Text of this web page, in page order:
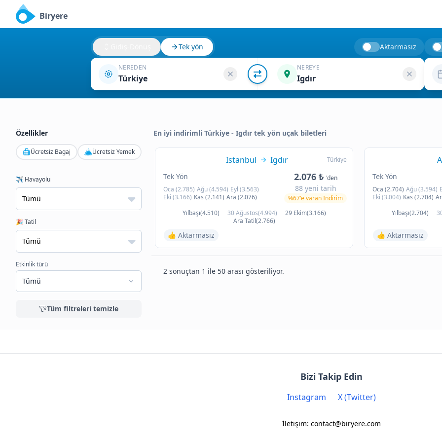
Biryere
Tek yön Aktarmasız
NEREDEN
Türkiye
NEREYE
Igdır
Özellikler
Ücretsiz Bagaj Ücretsiz Yemek
✈️ Havayolu
🎉 Tatil
Etkinlik türü
Tümü
Tüm filtreleri temizle
En iyi indirimli Türkiye - Igdır tek yön uçak biletleri
Türkiye
Istanbul Igdır
Tek Yön
Oca (2.785) Ağu (4.594) Eyl (3.563)
Eki (3.166) Kas (2.141) Ara (2.076)
2.076 ₺ 'den
88 yeni tarih
%67'e varan İndirim
Yılbaşı(4.510)
30 Ağustos(4.994)
29 Ekim(3.166)
Ara Tatil(2.766)
👍 Aktarmasız
Tek Yön
Oca (2.704) Ağu (3.594)
Eki (3.004) Kas (2.704)
Yılbaşı(2.704)
👍 Aktarmasız
2 sonuçtan 1 ile 50 arası gösteriliyor.
Bizi Takip Edin
Instagram X (Twitter)
İletişim: contact@biryere.com